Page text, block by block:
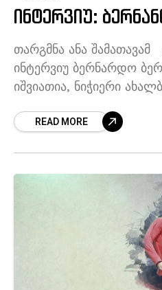
ინტერვიუ:
თარგმნა ანა
ინტერვიუ ბერნარდო
იშვიათია, ნიჭიერი
როგორც ეს ბერნარდო
READ MORE